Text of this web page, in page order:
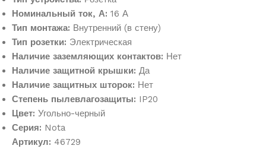
Номинальный ток, А: 16 А
Тип монтажа: Внутренний (в стену)
Тип розетки: Электрическая
Наличие заземляющих контактов: Нет
Наличие защитной крышки: Да
Наличие защитных шторок: Нет
Степень пылевлагозащиты: IP20
Цвет: Угольно-черный
Серия: Nota
Артикул: 46729